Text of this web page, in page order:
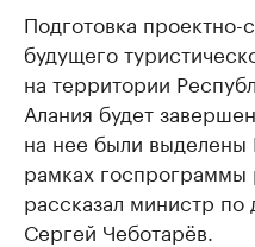
Подготовка
будущего
на территории
Алания будет
на нее были выделены
рамках госпрограммы
рассказал министр по
Сергей Чеботарёв.